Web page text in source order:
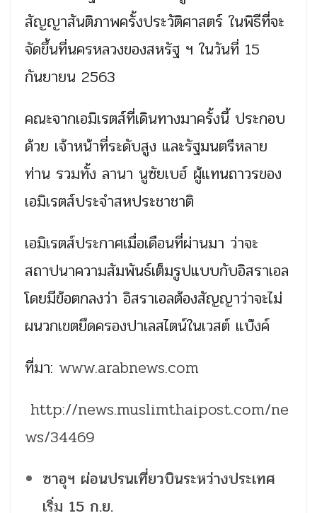
สัญญาสันติภาพครั้งประวัติศาสตร์ ในพิธีที่จะ
จัดขึ้นที่นครหลวงของสหรัฐ ฯ ในวันที่ 15
กันยายน 2563
คณะจากเอมิเรตส์ที่เดินทางมาครั้งนี้ ประกอบ
ด้วย เจ้าหน้าที่ระดับสูง และรัฐมนตรีหลาย
ท่าน รวมทั้ง ลานา นูซัยเบฮ์ ผู้แทนถาวรของ
เอมิเรตส์ประจำสหประชาชาติ
เอมิเรตส์ประกาศเมื่อเดือนที่ผ่านมา ว่าจะ
สถาปนาความสัมพันธ์เต็มรูปแบบกับอิสราเอล
โดยมีข้อตกลงว่า อิสราเอลต้องสัญญาว่าจะไม่
ผนวกเขตยึดครองปาเลสไตน์ในเวสต์ แบ๊งค์
ที่มา: www.arabnews.com
http://news.muslimthaipost.com/ne
ws/34469
ซาอุฯ ผ่อนปรนเที่ยวบินระหว่างประเทศ
เริ่ม 15 ก.ย.